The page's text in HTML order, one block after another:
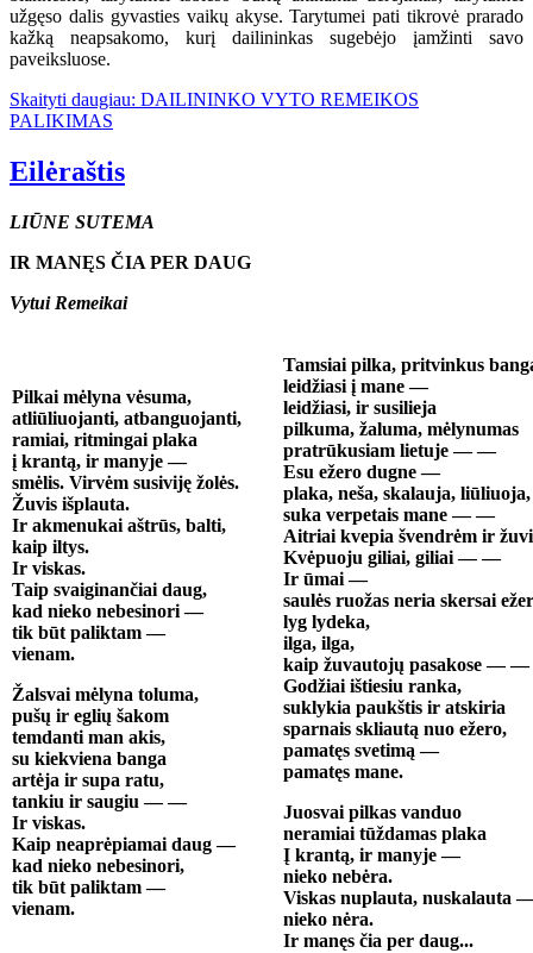
užgęso dalis gyvasties vaikų akyse. Tarytumei pati tikrovė prarado
kažką neapsakomo, kurį dailininkas sugebėjo įamžinti savo
paveiksluose.
Skaityti daugiau: DAILININKO VYTO REMEIKOS
PALIKIMAS
Eilėraštis
LIŪNE SUTEMA
IR MANĘS ČIA PER DAUG
Vytui Remeikai
Pilkai mėlyna vėsuma,
atliūliuojanti, atbanguojanti,
ramiai, ritmingai plaka
į krantą, ir manyje —
smėlis. Virvėm susiviję žolės.
Žuvis išplauta.
Ir akmenukai aštrūs, balti,
kaip iltys.
Ir viskas.
Taip svaiginančiai daug,
kad nieko nebesinori —
tik būt paliktam —
vienam.
Žalsvai mėlyna toluma,
pušų ir eglių šakom
temdanti man akis,
su kiekviena banga
artėja ir supa ratu,
tankiu ir saugiu — —
Ir viskas.
Kaip neaprėpiamai daug —
kad nieko nebesinori,
tik būt paliktam —
vienam.
Tamsiai pilka, pritvinkus
leidžiasi į mane —
leidžiasi, ir susilieja
pilkuma, žaluma, mėlynumas
pratrūkusiam lietuje — —
Esu ežero dugne —
plaka, neša, skalauja, liūliuoja,
suka verpetais mane — —
Aitriai kvepia švendrėm ir
Kvėpuoju giliai, giliai — —
Ir ūmai —
saulės ruožas neria skersai
lyg lydeka,
ilga, ilga,
kaip žuvautojų pasakose — —
Godžiai ištiesiu ranka,
suklykia paukštis ir atskiria
sparnais skliautą nuo ežero,
pamatęs svetimą —
pamatęs mane.
Juosvai pilkas vanduo
neramiai tūždamas plaka
Į krantą, ir manyje —
nieko nebėra.
Viskas nuplauta, nuskalauta
nieko nėra.
Ir manęs čia per daug...